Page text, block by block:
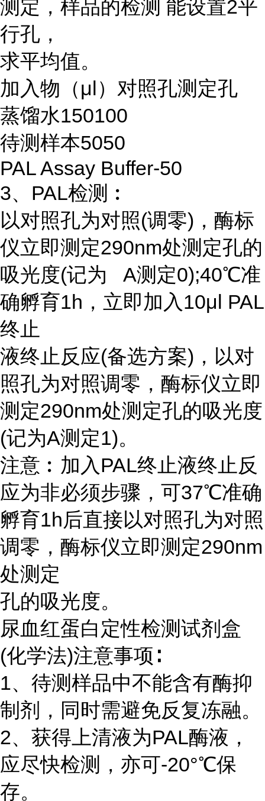
测定，样品的检测 能设置2平
行孔，
求平均值。
加入物（μl）对照孔测定孔
蒸馏水150100
待测样本5050
PAL Assay Buffer-50
3、PAL检测︰
以对照孔为对照(调零)，酶标
仪立即测定290nm处测定孔的
吸光度(记为 A测定0);40℃准
确孵育1h，立即加入10μl PAL
终止
液终止反应(备选方案)，以对
照孔为对照调零，酶标仪立即
测定290nm处测定孔的吸光度
(记为A测定1)。
注意︰加入PAL终止液终止反
应为非必须步骤，可37℃准确
孵育1h后直接以对照孔为对照
调零，酶标仪立即测定290nm
处测定
孔的吸光度。
尿血红蛋白定性检测试剂盒
(化学法)注意事项∶
1、待测样品中不能含有酶抑
制剂，同时需避免反复冻融。
2、获得上清液为PAL酶液，
应尽快检测，亦可-20°℃保
存。